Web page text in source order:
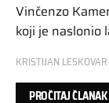
Vinčenzo
koji je naslonio
KRISTIJAN LESKOVAR
PROČITAJ ČLANAK